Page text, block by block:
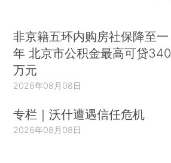
非京籍五环内购房社保降至一
年 北京市公积金最高可贷340
万元
2026年08月08日
专栏｜沃什遭遇信任危机
2026年08月08日